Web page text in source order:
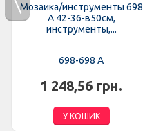
Мозаика/инструменты 698
A 42-36-в50см,
инструменты,...
698-698 A
1 248,56 грн.
У КОШИК